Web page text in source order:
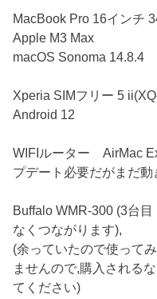
MacBook Pro 16インチ
Apple M3 Max
macOS Sonoma 14.8.4
Xperia SIMフリー 5
Android 12
WIFIルーター AirMac
プデート必要だがまだ動
Buffalo WMR-300 (3台
なくつながります),
(余っていたので使って
ませんので,購入される
てください)